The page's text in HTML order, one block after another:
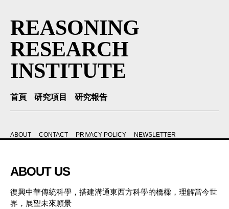
REASONING
RESEARCH
INSTITUTE
首頁 研究項目 研究報告
ABOUT CONTACT PRIVACY POLICY NEWSLETTER
ABOUT US
復興中華傳統科學，搭建溝通東西方科學的橋樑，理解當今世
界，展望未來願景